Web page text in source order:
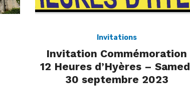
Invitations
Invitation Commémoration
12 Heures d’Hyères –
30 septembre 2023